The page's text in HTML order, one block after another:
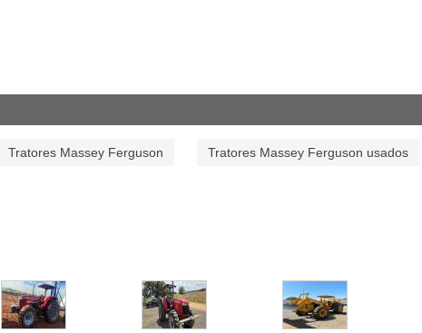
Tratores Massey Ferguson Tratores Massey Ferguson usados